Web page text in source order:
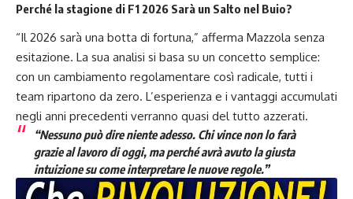
Perché la stagione di F1 2026 Sarà un Salto nel Buio?
“Il 2026 sarà una botta di fortuna,” afferma Mazzola senza
esitazione. La sua analisi si basa su un concetto semplice:
con un cambiamento regolamentare così radicale, tutti i
team ripartono da zero. L’esperienza e i vantaggi accumulati
negli anni precedenti verranno quasi del tutto azzerati.
“Nessuno può dire niente adesso. Chi vince non lo farà
grazie al lavoro di oggi, ma perché avrà avuto la giusta
intuizione su come interpretare le nuove regole.”